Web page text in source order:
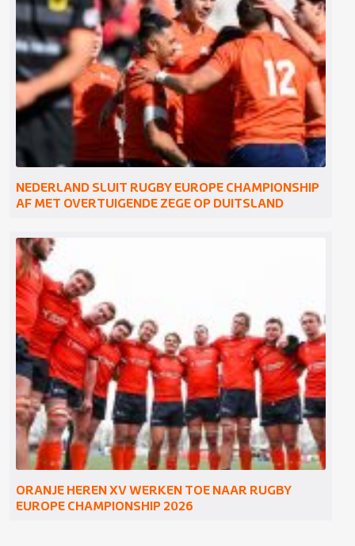
NEDERLAND SLUIT RUGBY EUROPE CHAMPIONSHIP
AF MET OVERTUIGENDE ZEGE OP DUITSLAND
ORANJE HEREN XV WERKEN TOE NAAR RUGBY
EUROPE CHAMPIONSHIP 2026